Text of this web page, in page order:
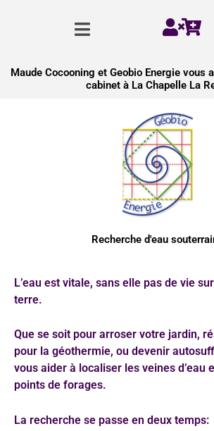
Menu
Maude Cocooning et Geobio Energie vous
cabinet à La Chapelle La
Recherche d'eau
L’eau est vitale, sans elle pas de vie
terre.
Que se soit pour arroser votre jardin,
pour la géothermie, ou devenir
vous aider à localiser les veines d’eau
points de forages.
La recherche se passe en deux temps: